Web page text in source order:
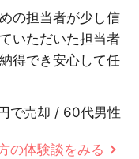
の担当者が少し信
いただいた担当者
得でき安心して任
で売却 / 60代男性
の体験談をみる